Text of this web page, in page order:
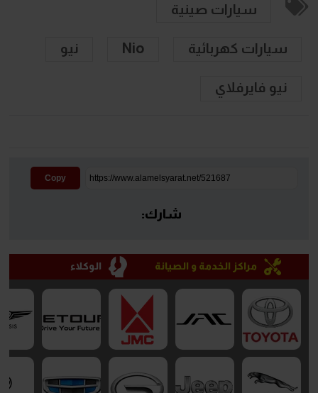
سيارات صينية
سيارات كهربائية Nio نيو
نيو فايرفلاي
Copy
شارك:
مراكز الخدمة و الصيانة الوكلاء